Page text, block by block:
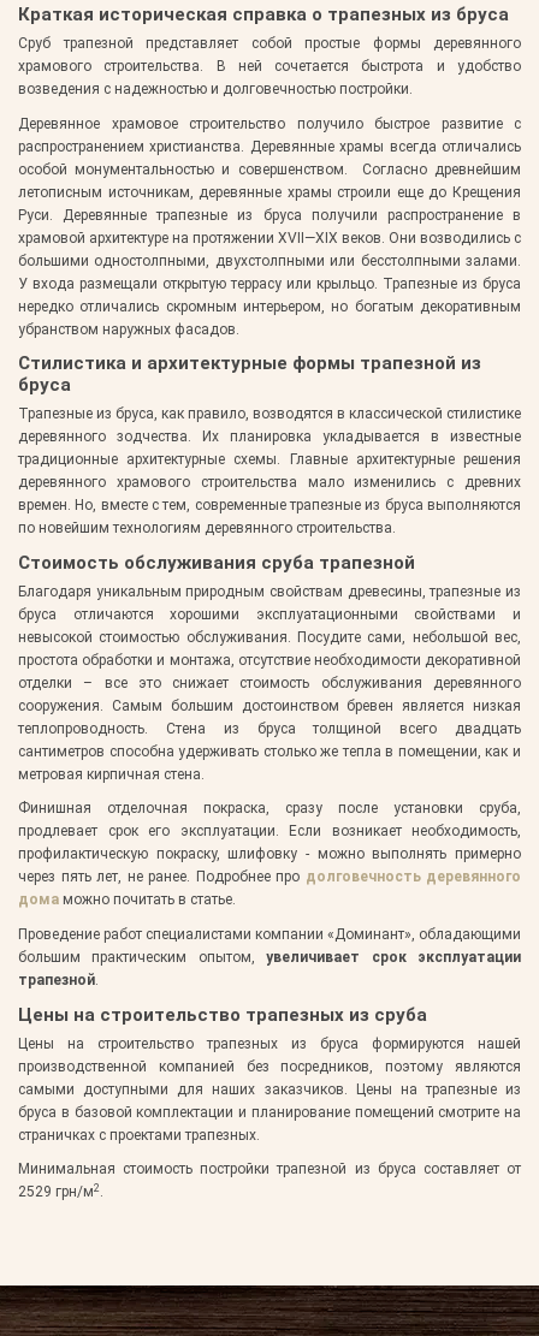
Краткая историческая справка о трапезных из бруса
Сруб трапезной представляет собой простые формы деревянного
храмового строительства. В ней сочетается быстрота и удобство
возведения с надежностью и долговечностью постройки.
Деревянное храмовое строительство получило быстрое развитие с
распространением христианства. Деревянные храмы всегда отличались
особой монументальностью и совершенством. Согласно древнейшим
летописным источникам, деревянные храмы строили еще до Крещения
Руси. Деревянные трапезные из бруса получили распространение в
храмовой архитектуре на протяжении XVII—XIX веков. Они возводились с
большими одностолпными, двухстолпными или бесстолпными залами.
У входа размещали открытую террасу или крыльцо. Трапезные из бруса
нередко отличались скромным интерьером, но богатым декоративным
убранством наружных фасадов.
Стилистика и архитектурные формы трапезной из
бруса
Трапезные из бруса, как правило, возводятся в классической стилистике
деревянного зодчества. Их планировка укладывается в известные
традиционные архитектурные схемы. Главные архитектурные решения
деревянного храмового строительства мало изменились с древних
времен. Но, вместе с тем, современные трапезные из бруса выполняются
по новейшим технологиям деревянного строительства.
Стоимость обслуживания сруба трапезной
Благодаря уникальным природным свойствам древесины, трапезные из
бруса отличаются хорошими эксплуатационными свойствами и
невысокой стоимостью обслуживания. Посудите сами, небольшой вес,
простота обработки и монтажа, отсутствие необходимости декоративной
отделки – все это снижает стоимость обслуживания деревянного
сооружения. Самым большим достоинством бревен является низкая
теплопроводность. Стена из бруса толщиной всего двадцать
сантиметров способна удерживать столько же тепла в помещении, как и
метровая кирпичная стена.
Финишная отделочная покраска, сразу после установки сруба,
продлевает срок его эксплуатации. Если возникает необходимость,
профилактическую покраску, шлифовку - можно выполнять примерно
через пять лет, не ранее. Подробнее про долговечность деревянного
дома можно почитать в статье.
Проведение работ специалистами компании «Доминант», обладающими
большим практическим опытом,увеличивает срок эксплуатации
трапезной.
Цены на строительство трапезных из сруба
Цены на строительство трапезных из бруса формируются нашей
производственной компанией без посредников, поэтому являются
самыми доступными для наших заказчиков. Цены на трапезные из
бруса в базовой комплектации и планирование помещений смотрите на
страничках с проектами трапезных.
Минимальная стоимость постройки трапезной из бруса составляет от
2529 грн/м2 .